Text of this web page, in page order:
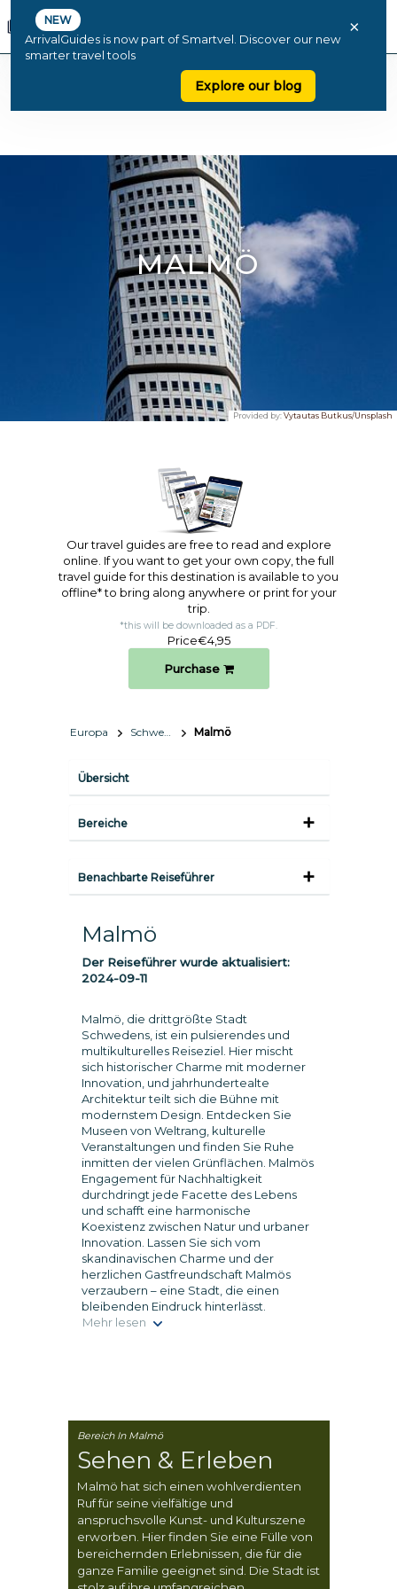
NEW
ArrivalGuides is now part of Smartvel. Discover our new
smarter travel tools
Explore our blog
×
MALMÖ
Provided by:Vytautas Butkus/Unsplash
Our travel guides are free to read and explore
online. If you want to get your own copy, the full
travel guide for this destination is available to you
offline* to bring along anywhere or print for your
trip.​
*this will be downloaded as a PDF.
Price€4,95
Purchase
Europa Schweden Malmö
Übersicht
Bereiche
Benachbarte Reiseführer
Malmö
Der Reiseführer wurde aktualisiert:
2024-09-11
Malmö, die drittgrößte Stadt
Schwedens, ist ein pulsierendes und
multikulturelles Reiseziel. Hier mischt
sich historischer Charme mit moderner
Innovation, und jahrhundertealte
Architektur teilt sich die Bühne mit
modernstem Design. Entdecken Sie
Museen von Weltrang, kulturelle
Veranstaltungen und finden Sie Ruhe
inmitten der vielen Grünflächen. Malmös
Engagement für Nachhaltigkeit
durchdringt jede Facette des Lebens
und schafft eine harmonische
Koexistenz zwischen Natur und urbaner
Innovation. Lassen Sie sich vom
skandinavischen Charme und der
herzlichen Gastfreundschaft Malmös
verzaubern – eine Stadt, die einen
bleibenden Eindruck hinterlässt.
Mehr lesen
Bereich In Malmö
Sehen & Erleben
Malmö hat sich einen wohlverdienten
Ruf für seine vielfältige und
anspruchsvolle Kunst- und Kulturszene
erworben. Hier finden Sie eine Fülle von
bereichernden Erlebnissen, die für die
ganze Familie geeignet sind. Die Stadt ist